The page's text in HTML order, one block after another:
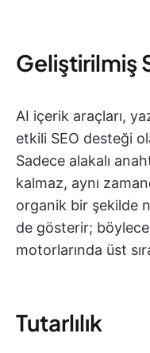
Geliştirilmiş
AI içerik araçları,
etkili SEO desteği
Sadece alakalı
kalmaz, aynı
organik bir şekilde
de gösterir;
motorlarında üst
Tutarlılık